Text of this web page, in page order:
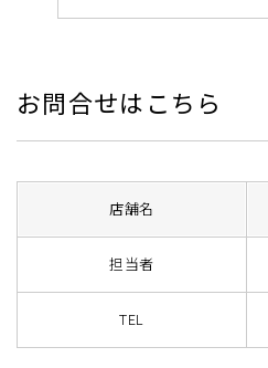
お問合せはこちら
店舗名
担当者
TEL